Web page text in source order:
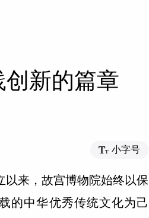
新的篇章
小字号
来，故宫博物院始终以保
的中华优秀传统文化为己